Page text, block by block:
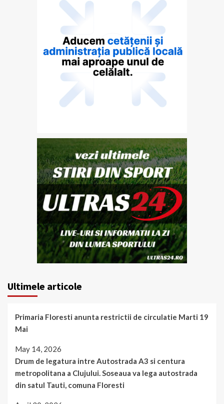
Ultimele articole
Primaria Floresti anunta restrictii de circulatie Marti 19
Mai
May 14, 2026
Drum de legatura intre Autostrada A3 si centura
metropolitana a Clujului. Soseaua va lega autostrada
din satul Tauti, comuna Floresti